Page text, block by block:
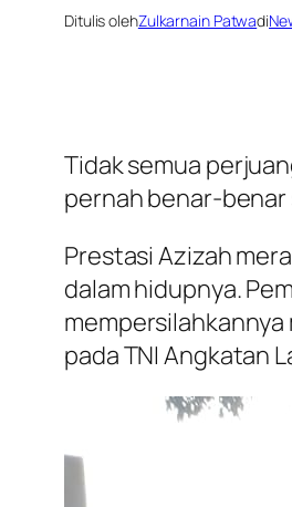
Ditulis olehZulkarnain Patwadi
Tidak semua
pernah benar-benar
Prestasi Azizah
dalam hidupnya.
pada TNI Angkatan